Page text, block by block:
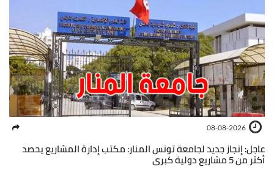
08-08-2026
عاجل: إنجاز جديد لجامعة تونس المنار: مكتب إدارة المشاريع يحصد
أكثر من 5 مشاريع دولية كبرى